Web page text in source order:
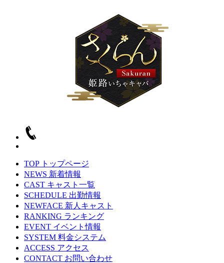
TOP トップページ
NEWS 新着情報
CAST キャスト一覧
SCHEDULE 出勤情報
NEWFACE 新人キャスト
RANKING ランキング
EVENT イベント情報
SYSTEM 料金システム
ACCESS アクセス
CONTACT お問い合わせ